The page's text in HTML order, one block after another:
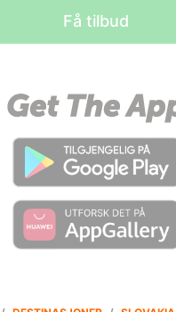
Få tilbud